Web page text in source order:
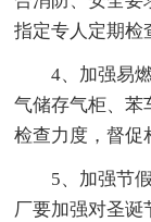
指定专人定期检
4、加强易
气储存气柜、苯
检查力度，督促
5、加强节
厂要加强对圣诞